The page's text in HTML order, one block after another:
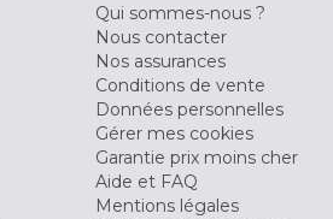
Qui sommes-nous ?
Nous contacter
Nos assurances
Conditions de vente
Données personnelles
Gérer mes cookies
Garantie prix moins cher
Aide et FAQ
Mentions légales